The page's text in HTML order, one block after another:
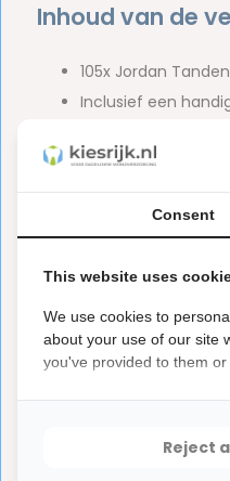
Inhoud van de
105x Jordan
Inclusief een
Let op
Dit is een
Hygiëneartikelen
Er zijn nog geen
Consent
This website uses
We use cookies to
about your use of our site
you've provided to them
Reject